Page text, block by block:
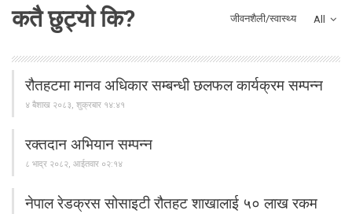
All
कतै छुट्यो कि? जीवनशैली/स्वास्थ्य
रौतहटमा मानव अधिकार सम्बन्धी छलफल कार्यक्रम सम्पन्न
४ बैशाख २०८३, शुक्रबार १४:४१
रक्तदान अभियान सम्पन्न
८ भाद्र २०८२, आईतवार ०२:१४
नेपाल रेडक्रस सोसाइटी रौतहट शाखालाई ५० लाख रकम